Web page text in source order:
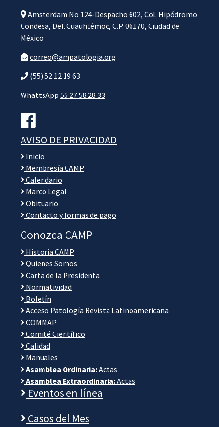
Amsterdam No 124-Despacho 602, Col. Hipódromo
Condesa, Del. Cuauhtémoc, C.P. 06170, Ciudad de
México
correo@ampatologia.org
(55) 52 12 19 63
WhattsApp 55 27 58 28 33
AVISO DE PRIVACIDAD
Inicio
Membresía CAMP
Calendario
Marco Legal
Obituario
Contacto y formas de pago
Conozca CAMP
Historia CAMP
Quienes Somos
Carta de la Presidenta
Normatividad
Boletín
Acceso Patología Revista Latinoamericana
COMMAP
Comité Científico
Calidad
Manuales
Asamblea Ordinaria:Actas
Asamblea Extraordinaria:Actas
Eventos en línea
Casos del Mes